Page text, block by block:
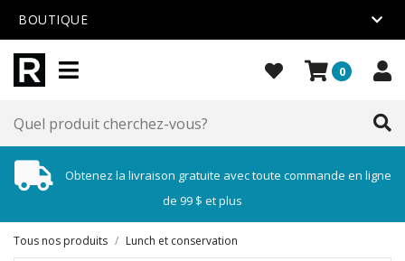
BOUTIQUE
0
Obtenez la livraison gratuite avec toute commande en ligne
de 99 $ et plus
Tous nos produits / Lunch et conservation